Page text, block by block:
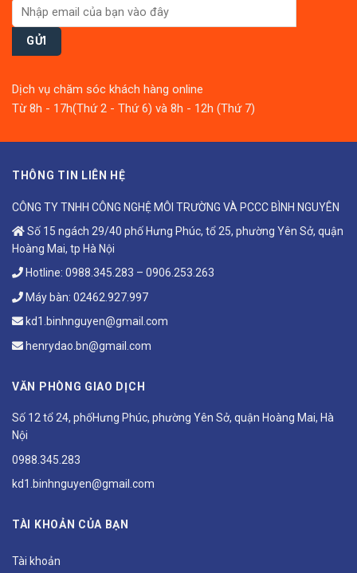
Dịch vụ chăm sóc khách hàng online
Từ 8h - 17h(Thứ 2 - Thứ 6) và 8h - 12h (Thứ 7)
THÔNG TIN LIÊN HỆ
CÔNG TY TNHH CÔNG NGHỆ MÔI TRƯỜNG VÀ PCCC BÌNH NGUYÊN
Số 15 ngách 29/40 phố Hưng Phúc, tổ 25, phường Yên Sở, quận
Hoàng Mai, tp Hà Nội
Hotline: 0988.345.283 – 0906.253.263
Máy bàn: 02462.927.997
kd1.binhnguyen@gmail.com
henrydao.bn@gmail.com
VĂN PHÒNG GIAO DỊCH
Số 12 tổ 24, phốHưng Phúc, phường Yên Sở, quận Hoàng Mai, Hà
Nội
0988.345.283
kd1.binhnguyen@gmail.com
TÀI KHOẢN CỦA BẠN
Tài khoản